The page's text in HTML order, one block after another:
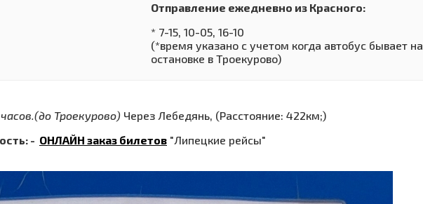
Отправление ежедневно из Красного:
* 7-15, 10-05, 16-10
(*время указано c учетом когда автобус бывает на
остановке в Троекурово)
часов.(до Троекурово) Через Лебедянь, (Расстояние: 422км;)
- ОНЛАЙН заказ билетов "Липецкие рейсы"